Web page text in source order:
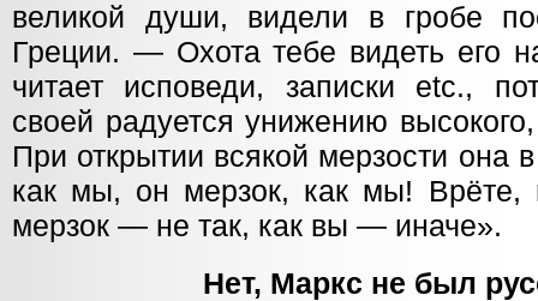
великой души, видели в гробе
Греции. — Охота тебе видеть его
читает исповеди, записки etc.,
своей радуется унижению
При открытии всякой мерзости
как мы, он мерзок, как мы!
мерзок — не так, как вы — иначе».
Нет, Маркс не был